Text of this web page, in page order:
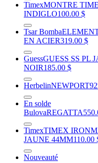
TimexMONTRE
INDIGLO100.00 $
Tsar Bomba
EN ACIER319.00 $
GuessGUESS SS PL
NOIR185.00 $
HerbelinNEWPORT
En solde
BulovaREGATTA
TimexTIMEX
JAUNE 44MM110.00
Nouveauté